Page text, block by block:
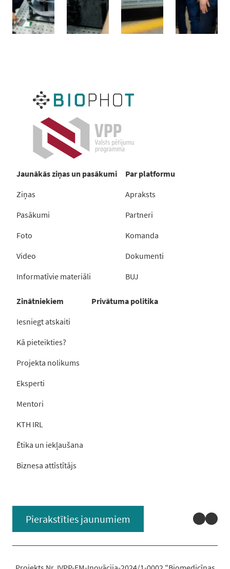
Jaunākās ziņas un pasākumi
Ziņas
Pasākumi
Foto
Video
Informatīvie materiāli
Par platformu
Apraksts
Partneri
Komanda
Dokumenti
BUJ
Zinātniekiem
Iesniegt atskaiti
Kā pieteikties?
Projekta nolikums
Eksperti
Mentori
KTH IRL
Ētika un iekļaušana
Biznesa attīstītājs
Privātuma politika
Pierakstīties jaunumiem